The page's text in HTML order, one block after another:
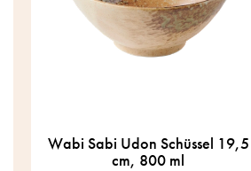
Wabi Sabi Udon Schüssel 19,5
cm, 800 ml